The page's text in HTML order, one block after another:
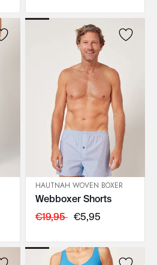
IN DEN WARENKORB
HAUTNAH WOVEN BOXER
Webboxer Shorts
€19,95 €5,95